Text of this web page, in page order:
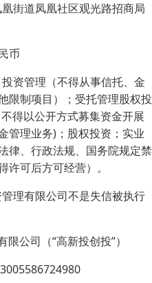
街道凤凰社区观光路招商局
币
资管理（不得从事信托、金
限制项目）；受托管理股权投
得以公开方式募集资金开展
管理业务)；股权投资；实业
律、行政法规、国务院规定禁
可后方可经营）。
理有限公司不是失信被执行
公司（“高新投创投”）